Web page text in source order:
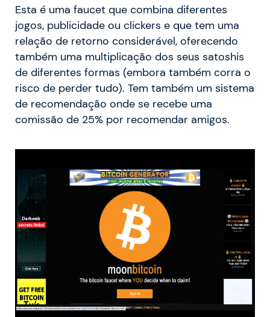
Esta é uma faucet que combina diferentes
jogos, publicidade ou clickers e que tem uma
relação de retorno considerável, oferecendo
também uma multiplicação dos seus satoshis
de diferentes formas (embora também corra o
risco de perder tudo). Tem também um sistema
de recomendação onde se recebe uma
comissão de 25% por recomendar amigos.